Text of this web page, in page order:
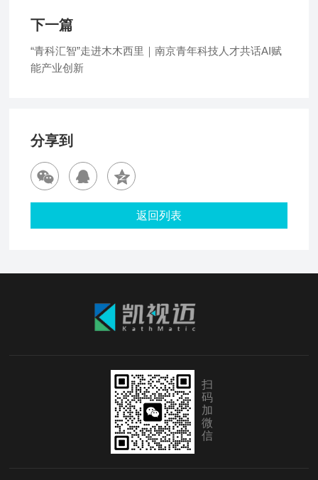
下一篇
“青科汇智”走进木木西里｜南京青年科技人才共话AI赋
能产业创新
分享到
返回列表
扫
码
加
微
信